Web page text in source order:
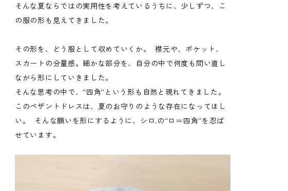
そんな夏ならではの実用性を考えているうちに、少しずつ、こ
の服の形も見えてきました。
その形を、どう服として収めていくか。 襟元や、ポケット、
スカートの分量感。細かな部分を、自分の中で何度も問い直し
ながら形にしていきました。
そんな思考の中で、“四角”という形も自然と現れてきました。
このペザントドレスは、夏のお守りのような存在になってほし
い。 そんな願いを形にするように、シロ.の“ロ＝四角”を忍ば
せています。